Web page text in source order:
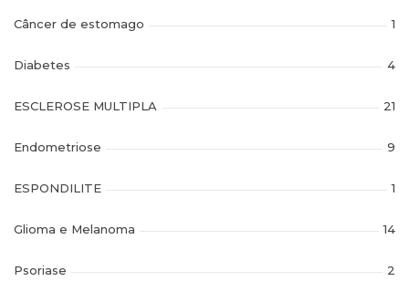
Câncer de estomago 1
Diabetes 4
ESCLEROSE MULTIPLA 21
Endometriose 9
ESPONDILITE 1
Glioma e Melanoma 14
Psoriase 2